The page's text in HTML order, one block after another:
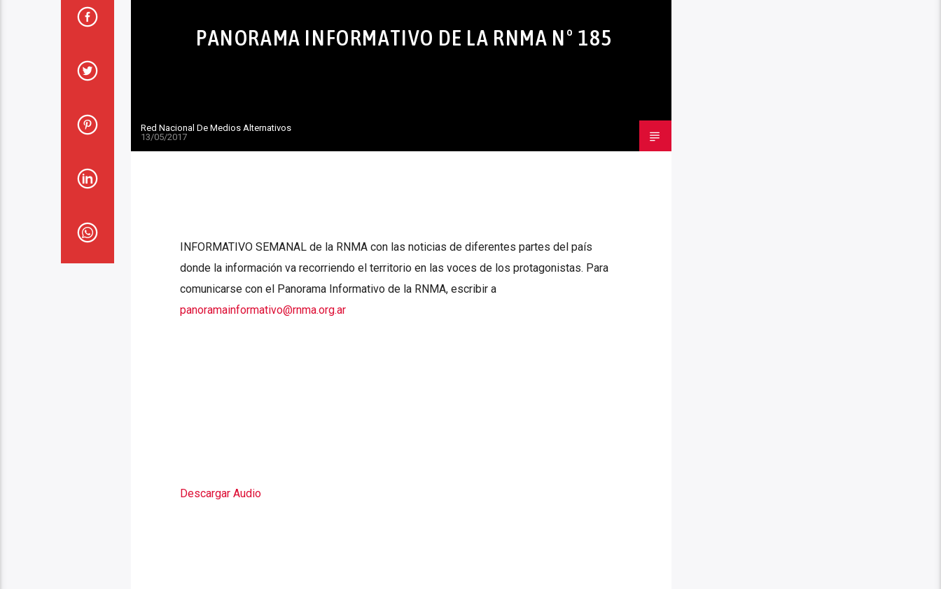
PANORAMA INFORMATIVO DE LA RNMA Nº 185
Red Nacional De Medios Alternativos
13/05/2017
INFORMATIVO SEMANAL de la RNMA con las noticias de diferentes partes del país
donde la información va recorriendo el territorio en las voces de los protagonistas. Para
comunicarse con el Panorama Informativo de la RNMA, escribir a
panoramainformativo@rnma.org.ar
Descargar Audio